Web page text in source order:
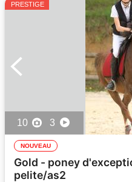
PRESTIGE
10 3
NOUVEAU
Gold - poney
pelite/as2